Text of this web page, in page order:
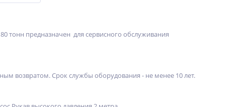
тонн предназначен для сервисного обслуживания
возвратом. Срок службы оборудования - не менее 10 лет.